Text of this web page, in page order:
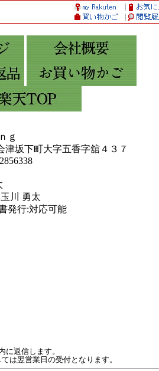
ｇ
津坂下町大字五香字舘４３７
川 勇太
発行:対応可能
返信します。
は翌営業日の受付となります。